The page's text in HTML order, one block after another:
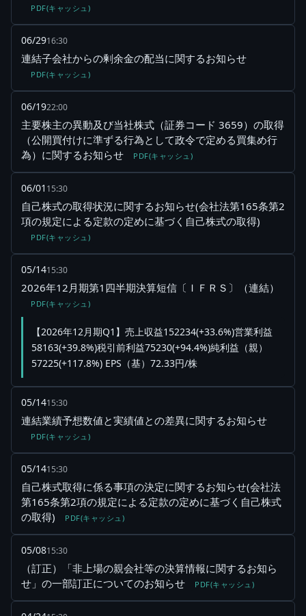
PDF(キャッシュ)
06/2916:30
連結子会社からの剰余金の配当に関するお知らせ
PDF(キャッシュ)
06/1922:00
主要株主の異動及び当社株式（証券コード 3659）の取得
（公開買付けに準ずる行為として政令で定める買集め行
為）に関するお知らせ
PDF(キャッシュ)
06/01 15:30
自己株式の取得状況に関するお知らせ(会社法第165条第2
項の規定による定款の定めに基づく自己株式の取得)
PDF(キャッシュ)
05/1415:30
2026年12月期第1四半期決算短信〔ＩＦＲＳ〕（連結）
PDF(キャッシュ)
【2026年12月期Q1】売上収益152234(+33.6%)営業利益
58163(+39.8%)税引前利益75230(+94.4%)純利益（親）
57225(+117.8%) EPS（基）72.33円/株
05/1415:30
連結業績予想数値と実績値との差異に関するお知らせ
PDF(キャッシュ)
05/1415:30
自己株式取得に係る事項の決定に関するお知らせ(会社法
第165条第2項の規定による定款の定めに基づく自己株式
の取得)
PDF(キャッシュ)
05/0815:30
（訂正）「非上場の親会社等の決算情報に関するお知ら
せ」の一部訂正についてのお知らせ
PDF(キャッシュ)